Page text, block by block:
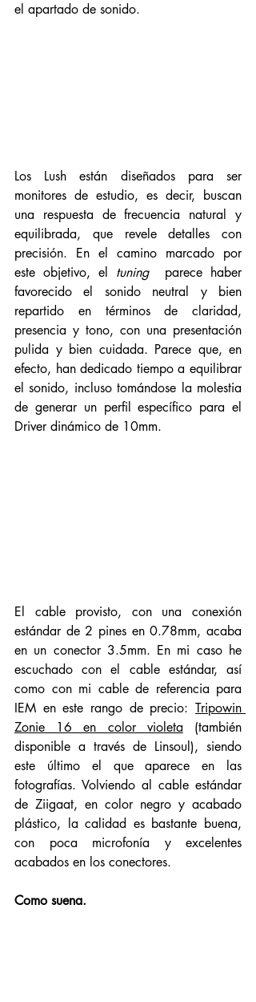
el apartado de sonido.
Los Lush están diseñados para ser
monitores de estudio, es decir, buscan
una respuesta de frecuencia natural y
equilibrada, que revele detalles con
precisión. En el camino marcado por
este objetivo, el tuning
parece haber
favorecido el sonido neutral y bien
repartido en términos de claridad,
presencia y tono, con una presentación
pulida y bien cuidada. Parece que, en
efecto, han dedicado tiempo a equilibrar
el sonido, incluso tomándose la molestia
de generar un perfil específico para el
Driver dinámico de 10mm.
El cable provisto, con una conexión
estándar de 2 pines en 0.78mm, acaba
en un conector 3.5mm. En mi caso he
escuchado con el cable estándar, así
como con mi cable de referencia para
IEM en este rango de precio: Tripowin
Zonie 16 en color violeta (también
disponible a través de Linsoul), siendo
este último el que aparece en las
fotografías. Volviendo al cable estándar
de Ziigaat, en color negro y acabado
plástico, la calidad es bastante buena,
con poca microfonía y excelentes
acabados en los conectores.
Como suena.